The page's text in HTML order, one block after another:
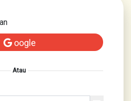
oogle
Atau